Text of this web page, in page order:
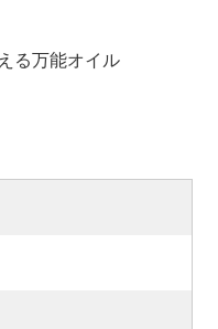
る万能オイル